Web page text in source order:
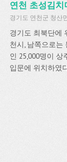
연천 초성김치
경기도 연천군 청산
경기도 최북단에
천시, 남쪽으로는
인 25,000명이 상
입문에 위치하였